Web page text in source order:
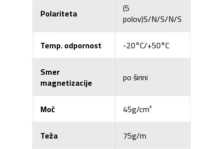
Polariteta (5
polov)S/N/S/N/S
Temp. odpornost
-20°C/+50°C
Smer
magnetizacije po širini
Moč
45g/cm²
Teža
75g/m